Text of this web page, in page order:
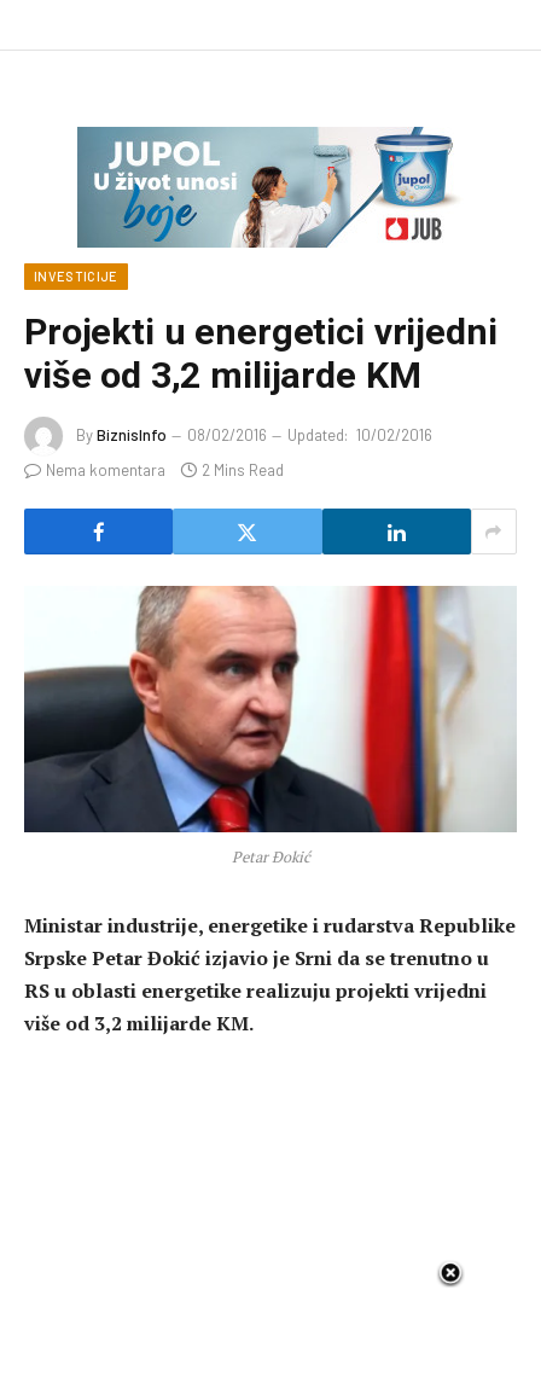
INVESTICIJE
Projekti u energetici vrijedni
više od 3,2 milijarde KM
ByBiznisInfo 08/02/2016 Updated: 10/02/2016
Nema komentara
2 Mins Read
Petar Đokić
Ministar industrije, energetike i rudarstva Republike
Srpske Petar Đokić izjavio je Srni da se trenutno u
RS u oblasti energetike realizuju projekti vrijedni
više od 3,2 milijarde KM.